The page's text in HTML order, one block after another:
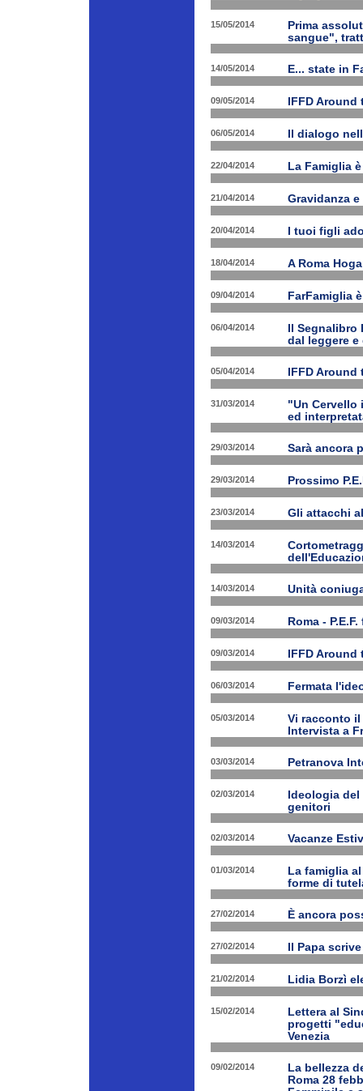
15/05/2014
Prima
sangue",
14/05/2014 E... state in
09/05/2014 IFFD
06/05/2014 Il dialogo
22/04/2014 La Famiglia
21/04/2014 Gravidanza
20/04/2014 I tuoi figli
18/04/2014 A Roma
09/04/2014 FarFamiglia
06/04/2014
Il
dal leggere
05/04/2014 IFFD
31/03/2014
"Un Cervello
ed
29/03/2014 Sarà ancora
29/03/2014 Prossimo
23/03/2014 Gli attacchi
14/03/2014
14/03/2014 Unità
09/03/2014 Roma -
09/03/2014 IFFD
06/03/2014 Fermata
05/03/2014
Vi racconto il
Intervista a
03/03/2014 Petranova
02/03/2014
Ideologia
genitori
02/03/2014 Vacanze
01/03/2014
La famiglia
forme di
27/02/2014 È ancora
27/02/2014 Il Papa
21/02/2014 Lidia Borzì
15/02/2014
Lettera al
progetti
Venezia
09/02/2014
La bellezza
Roma 28